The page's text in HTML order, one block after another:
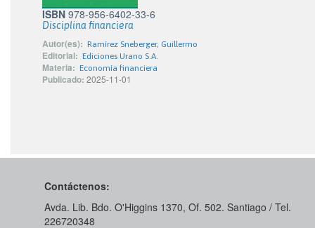
ISBN 978-956-6402-33-6
Disciplina financiera
Autor(es): Ramírez Sneberger, Guillermo
Editorial: Ediciones Urano S.A.
Materia: Economía financiera
Publicado: 2025-11-01
Contáctenos:
Avda. Lib. Bdo. O'Higgins 1370, Of. 502. Santiago / Tel.
226720348